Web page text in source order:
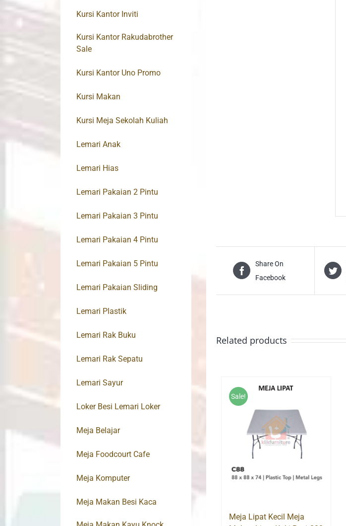
Share On
Facebook
Related products
Sale!
Meja Lipat Kecil Meja
Kursi Kantor Inviti
Kursi Kantor Rakudabrother
Sale
Kursi Kantor Uno Promo
Kursi Makan
Kursi Meja Sekolah Kuliah
Lemari Anak
Lemari Hias
Lemari Pakaian 2 Pintu
Lemari Pakaian 3 Pintu
Lemari Pakaian 4 Pintu
Lemari Pakaian 5 Pintu
Lemari Pakaian Sliding
Lemari Plastik
Lemari Rak Buku
Lemari Rak Sepatu
Lemari Sayur
Loker Besi Lemari Loker
Meja Belajar
Meja Foodcourt Cafe
Meja Komputer
Meja Makan Besi Kaca